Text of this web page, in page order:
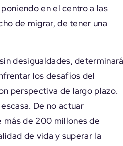
en el centro a las
de migrar, de tener una
desigualdades, determinará
los desafíos del
perspectiva de largo plazo.
De no actuar
más de 200 millones de
de vida y superar la